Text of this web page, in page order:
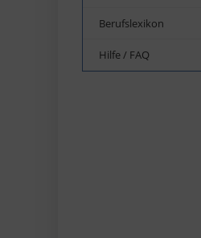
Berufslexikon
Hilfe / FAQ